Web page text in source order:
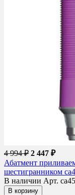
4 994 ₽ 2 447 ₽
Абатмент
шестигранником
В наличии Арт.
В корзину